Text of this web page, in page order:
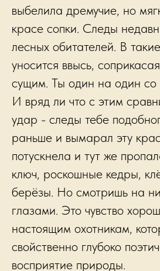
выбелила дремучие, но
красе сопки. Следы
лесных обитателей. В
уносится ввысь,
сущим. Ты один на один со
И вряд ли что с этим
удар - следы тебе
раньше и вымарал эту
потускнела и тут же
ключ, роскошные кедры,
берёзы. Но смотришь на
глазами. Это чувство
настоящим охотникам,
свойственно глубоко
восприятие природы.